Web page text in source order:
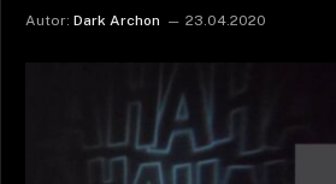
Autor: Dark Archon 23.04.2020